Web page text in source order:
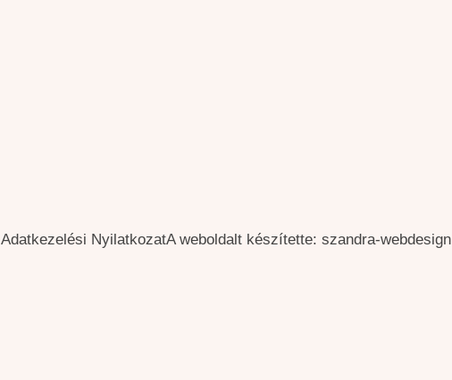
Adatkezelési NyilatkozatA weboldalt készítette: szandra-webdesign